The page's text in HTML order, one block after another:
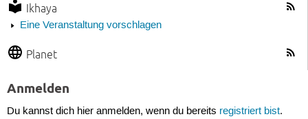
Ikhaya
Eine Veranstaltung vorschlagen
Planet
Anmelden
Du kannst dich hier anmelden, wenn du bereits registriert bist.